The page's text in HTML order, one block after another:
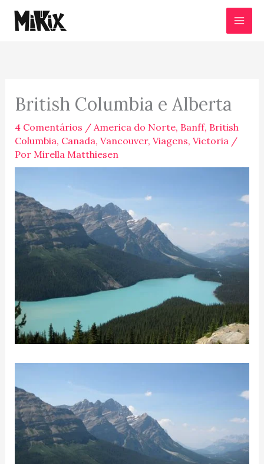
para
British Columbia e Alberta
4 Comentários / America do Norte, Banff, British
Columbia, Canada, Vancouver, Viagens, Victoria/
Por Mirella Matthiesen